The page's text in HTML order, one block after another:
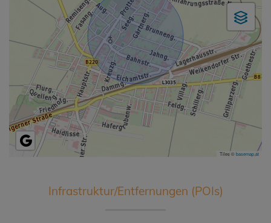
Tiles ©basemap.at
Infrastruktur/Entfernungen (POIs)